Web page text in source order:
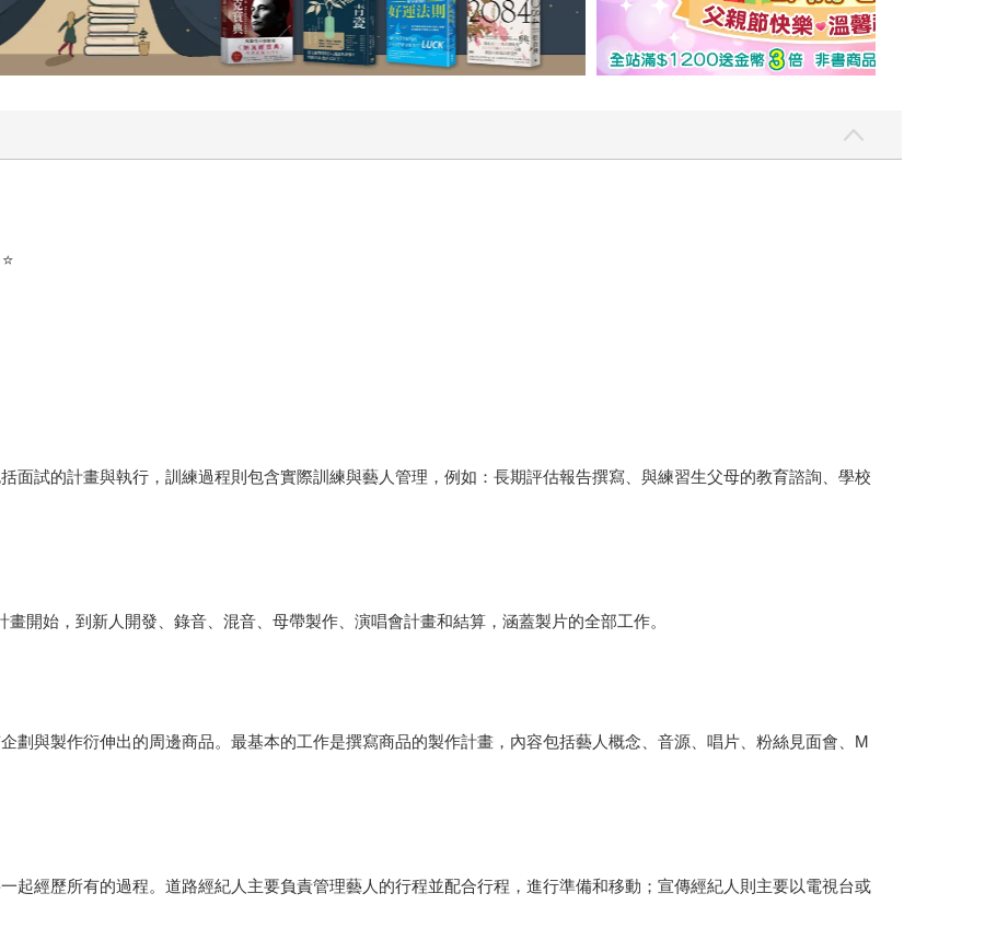
⭐
面試的計畫與執行，訓練過程則包含實際訓練與藝人管理，例如：長期評估報告撰寫、與練習生父母的教育諮詢、學校
畫開始，到新人開發、錄音、混音、母帶製作、演唱會計畫和結算，涵蓋製片的全部工作。
劃與製作衍伸出的周邊商品。最基本的工作是撰寫商品的製作計畫，內容包括藝人概念、音源、唱片、粉絲見面會、M
起經歷所有的過程。道路經紀人主要負責管理藝人的行程並配合行程，進行準備和移動；宣傳經紀人則主要以電視台或